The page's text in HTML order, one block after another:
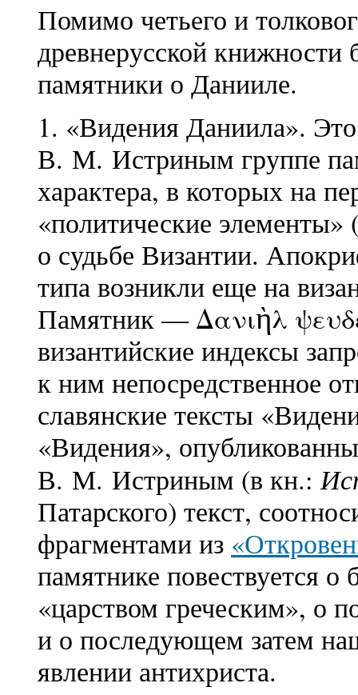
Помимо четьего и
древнерусской
памятники о Данииле.
1. «Видения Даниила».
В. М. Истриным группе
характера, в которых на
«политические
о судьбе Византии.
типа возникли еще на
Памятник — Δανιὴλ
византийские индексы
к ним непосредственное
славянские тексты
«Видения»,
В. М. Истриным (в кн.:
Патарского) текст,
фрагментами из
памятнике повествуется о
«царством греческим», о
и о последующем затем
явлении антихриста.